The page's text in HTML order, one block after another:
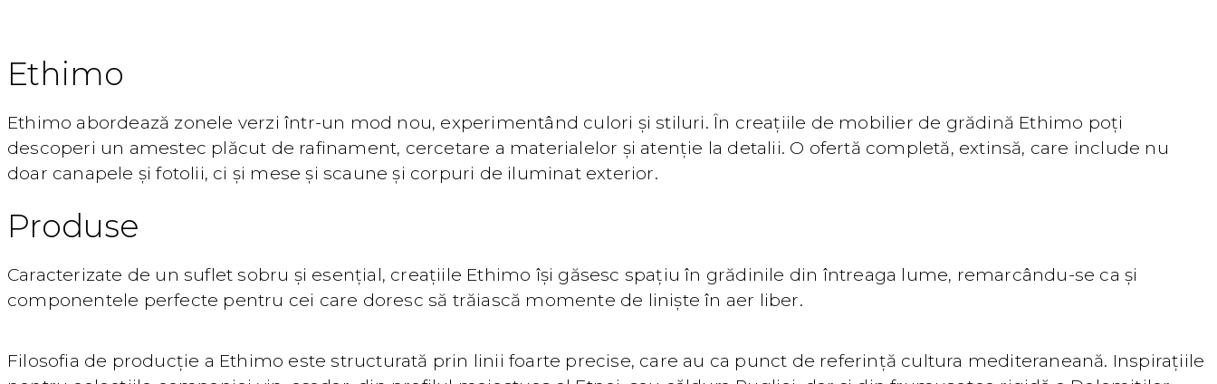
Ethimo
Ethimo abordează zonele verzi într-un mod nou, experimentând culori și stiluri. În creațiile de mobilier de grădină Ethimo poți
descoperi un amestec plăcut de rafinament, cercetare a materialelor și atenție la detalii. O ofertă completă, extinsă, care include nu
doar canapele și fotolii, ci și mese și scaune și corpuri de iluminat exterior.
Produse
Caracterizate de un suflet sobru și esențial, creațiile Ethimo își găsesc spațiu în grădinile din întreaga lume, remarcându-se ca și
componentele perfecte pentru cei care doresc să trăiască momente de liniște în aer liber.
Filosofia de producție a Ethimo este structurată prin linii foarte precise, care au ca punct de referință cultura mediteraneană. Inspirațiile